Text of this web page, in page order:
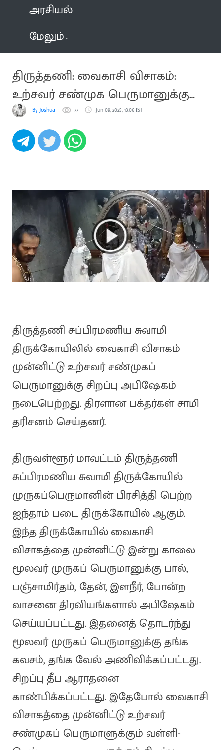
அரசியல்
மேலும்
திருத்தணி: வைகாசி விசாகம்:
உற்சவர் சண்முக பெருமானுக்கு
சிறப்பு அபிஷேகம்
By Joshua 77 Jun 09, 2025, 13:06 IST
திருத்தணி சுப்பிரமணிய சுவாமி
திருக்கோயிலில் வைகாசி விசாகம்
முன்னிட்டு உற்சவர் சண்முகப்
பெருமானுக்கு சிறப்பு அபிஷேகம்
நடைபெற்றது. திரளான பக்தர்கள் சாமி
தரிசனம் செய்தனர்.
திருவள்ளூர் மாவட்டம் திருத்தணி
சுப்பிரமணிய சுவாமி திருக்கோயில்
முருகப்பெருமானின் பிரசித்தி பெற்ற
ஐந்தாம் படை திருக்கோயில் ஆகும்.
இந்த திருக்கோயில் வைகாசி
விசாகத்தை முன்னிட்டு இன்று காலை
மூலவர் முருகப் பெருமானுக்கு பால்,
பஞ்சாமிர்தம், தேன், இளநீர், போன்ற
வாசனை திரவியங்களால் அபிஷேகம்
செய்யப்பட்டது. இதனைத் தொடர்ந்து
மூலவர் முருகப் பெருமானுக்கு தங்க
கவசம், தங்க வேல் அணிவிக்கப்பட்டது.
சிறப்பு தீப ஆராதனை
காண்பிக்கப்பட்டது. இதேபோல் வைகாசி
விசாகத்தை முன்னிட்டு உற்சவர்
சண்முகப் பெருமாளுக்கும் வள்ளி-